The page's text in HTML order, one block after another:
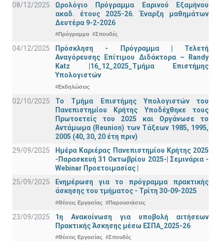
08/12/2025
Ωρολόγιο Πρόγραμμα Εαρινού Εξαμήνου
ακαδ. έτους 2025-26. Έναρξη μαθημάτων
Δευτέρα 9-2-2026
#Πρόγραμμα #Σπουδές
04/12/2025
Πρόσκληση - Πρόγραμμα | Τελετή
Αναγόρευσης Επίτιμου Διδάκτορα – Randy
Katz |16_12_2025_Τμήμα Επιστήμης
Υπολογιστών
#Εκδηλώσεις
02/10/2025
Το Τμήμα Επιστήμης Υπολογιστών του
Πανεπιστημίου Κρήτης Υποδέχθηκε τους
Πρωτοετείς του 2025 και Οργάνωσε το
Αντάμωμα (Reunion) των Τάξεων 1985, 1995,
2005 (40, 30, 20 έτη πριν)
29/09/2025
Ημέρα Καριέρας Πανεπιστημίου Κρήτης 2025
-Παρασκευή 31 Οκτωβρίου 2025-| Σεμινάρια -
Webinar Προετοιμασίας |
25/09/2025
Ενημέρωση για το πρόγραμμα πρακτικής
άσκησης του τμήματος - Τρίτη 30-09-2025
#Θέσεις Εργασίας #Παρουσιάσεις
23/09/2025
1η Ανακοίνωση για υποβολή αιτήσεων
Πρακτικής Άσκησης μέσω ΕΣΠΑ_2025-26
#Θέσεις Εργασίας #Σπουδές